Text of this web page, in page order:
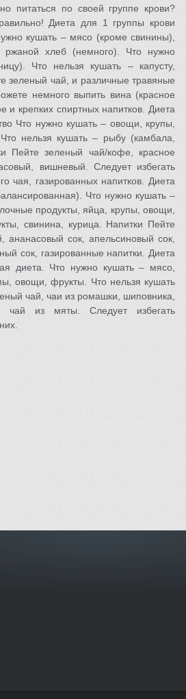
питаться по своей группе крови?
Диета для 1 группы крови
кушать – мясо (кроме свинины),
хлеб (немного). Что нужно
Что нельзя кушать – капусту,
зеленый чай, и различные травяные
немного выпить вина (красное
и крепких спиртных напитков. Диета
Что нужно кушать – овощи, крупы,
нельзя кушать – рыбу (камбала,
Пейте зеленый чай/кофе, красное
вишневый. Следует избегать
чая, газированных напитков. Диета
Что нужно кушать –
продукты, яйца, крупы, овощи,
свинина, курица. Напитки Пейте
ананасовый сок, апельсиновый сок,
сок, газированные напитки. Диета
диета. Что нужно кушать – мясо,
овощи, фрукты. Что нельзя кушать
чай, чаи из ромашки, шиповника,
из мяты. Следует избегать